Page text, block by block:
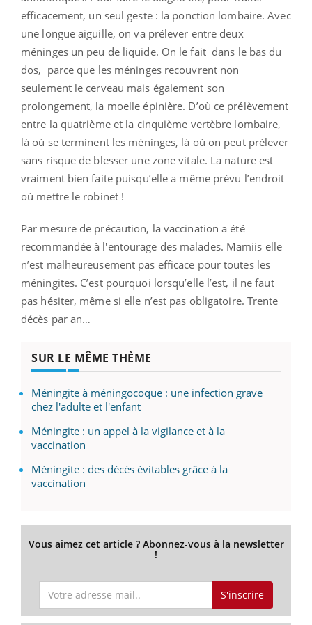
efficacement, un seul geste : la ponction lombaire. Avec
une longue aiguille, on va prélever entre deux
méninges un peu de liquide. On le fait dans le bas du
dos, parce que les méninges recouvrent non
seulement le cerveau mais également son
prolongement, la moelle épinière. D’où ce prélèvement
entre la quatrième et la cinquième vertèbre lombaire,
là où se terminent les méninges, là où on peut prélever
sans risque de blesser une zone vitale. La nature est
vraiment bien faite puisqu’elle a même prévu l’endroit
où mettre le robinet !
Par mesure de précaution, la vaccination a été
recommandée à l'entourage des malades. Mamiis elle
n’est malheureusement pas efficace pour toutes les
méningites. C’est pourquoi lorsqu’elle l’est, il ne faut
pas hésiter, même si elle n’est pas obligatoire. Trente
décès par an…
SUR LE MÊME THÈME
Méningite à méningocoque : une infection grave
chez l'adulte et l'enfant
Méningite : un appel à la vigilance et à la
vaccination
Méningite : des décès évitables grâce à la
vaccination
Vous aimez cet article ? Abonnez-vous à la newsletter
!
S'inscrire